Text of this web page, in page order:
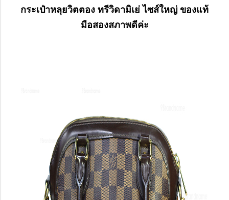
กระเป๋าหลุยวิตตอง ทรีวิดามิเย่ ไซส์ใหญ่ ของแท้
มือสองสภาพดีค่ะ